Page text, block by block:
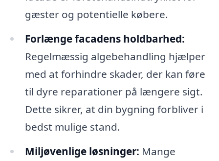
gæster og potentielle købere.
Forlænge facadens holdbarhed:
Regelmæssig algebehandling hjælper
med at forhindre skader, der kan føre
til dyre reparationer på længere sigt.
Dette sikrer, at din bygning forbliver i
bedst mulige stand.
Miljøvenlige løsninger: Mange